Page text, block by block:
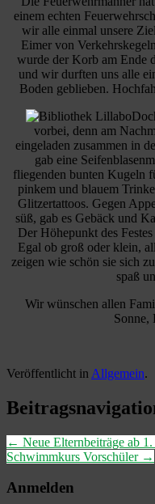
einem echten
wir alle einmal unsere
Eimer von
wurde der Korb am Ende
und wir durften uns alle
Boden geblieben.
vorbei, denn am
eingeladen zusammen in
gab eine
fliegenden bunten Kugeln
pinkem und blauem
Glitzertattoos. Gegen
süß, gab es Gebäck und
Der Höhepunkt des
Egal ob groß oder klein,
zeigen wie schön sie sich
spaß
Wir wünschen allen
Sonne,
Veröffentlicht in Allgemein.
← Neue Elternbeiträge ab
Schwimmkurs Vorschüler →
Anmelden